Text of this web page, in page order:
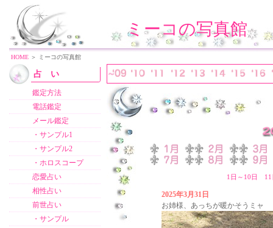
ミーコの写真館
HOME ＞ ミーコの写真館
占 い
鑑定方法
電話鑑定
メール鑑定
・サンプル1
・サンプル2
・ホロスコープ
恋愛占い
相性占い
前世占い
・サンプル
1日～10日
2025年3月31日
お姉様、あっちが暖かそうミャ